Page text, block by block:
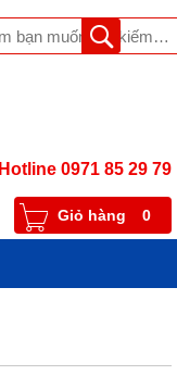
Hotline 0971 85 29 79
Giỏ hàng 0